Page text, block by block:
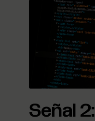
Señal